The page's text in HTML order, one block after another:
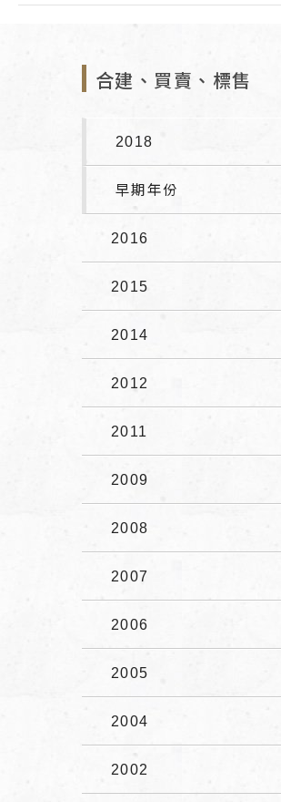
合建、買賣、標售
2018
早期年份
2016
2015
2014
2012
2011
2009
2008
2007
2006
2005
2004
2002